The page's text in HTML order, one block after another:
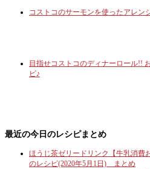
コストコのサーモンを使ったアレン
目指せコストコのディナーロール!!
ピ♪
最近の今日のレシピまとめ
ほうじ茶ゼリードリンク【牛乳消費
のレシピ(2020年5月1日) まとめ